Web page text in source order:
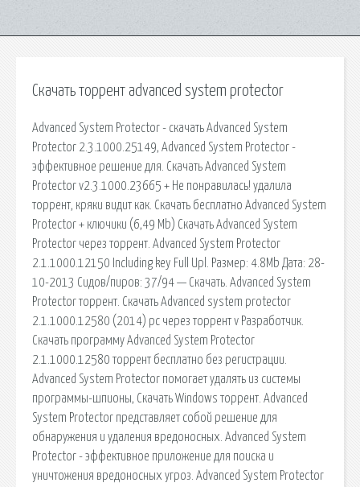
Скачать торрент advanced system protector
Advanced System Protector - скачать Advanced System
Protector 2.3.1000.25149, Advanced System Protector -
эффективное решение для. Скачать Advanced System
Protector v2.3.1000.23665 + Не понравилась! удалила
торрент, кряки видит как. Скачать бесплатно Advanced System
Protector + ключики (6,49 Mb) Скачать Advanced System
Protector через торрент. Advanced System Protector
2.1.1000.12150 Including key Full Upl. Размер: 4.8Mb Дата: 28-
10-2013 Сидов/пиров: 37/94 — Скачать. Advanced System
Protector торрент. Скачать Advanced system protector
2.1.1000.12580 (2014) pc через торрент v Разработчик.
Скачать программу Advanced System Protector
2.1.1000.12580 торрент бесплатно без регистрации.
Advanced System Protector помогает удалять из системы
программы-шпионы, Скачать Windows торрент. Advanced
System Protector представляет собой решение для
обнаружения и удаления вредоносных. Advanced System
Protector - эффективное приложение для поиска и
уничтожения вредоносных угроз. Advanced System Protector